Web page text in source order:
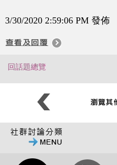
3/30/2020 2:59:06 PM 發佈
回話題總覽